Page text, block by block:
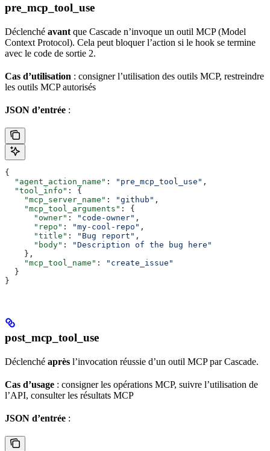
pre_mcp_tool_use
Déclenché avant que Cascade n’invoque un outil MCP (Model
Context Protocol). Cela peut bloquer l’action si le hook se termine
avec le code de sortie 2.
Cas d’utilisation : consigner l’utilisation des outils MCP, restreindre
les outils MCP autorisés
JSON d’entrée :
{
  "agent_action_name"
: "pre_mcp_tool_use" ,
  "tool_info"
: {
    "mcp_server_name"
: "github" ,
    "mcp_tool_arguments"
: {
      "owner"
: "code-owner" ,
      "repo"
: "my-cool-repo" ,
      "title"
: "Bug report" ,
      "body"
:
"Description of the bug here"
    },
    "mcp_tool_name"
:
"create_issue"
  }
}
post_mcp_tool_use
Déclenché après l’invocation réussie d’un outil MCP par Cascade.
Cas d’usage : consigner les opérations MCP, suivre l’utilisation de
l’API, consulter les résultats MCP
JSON d’entrée :